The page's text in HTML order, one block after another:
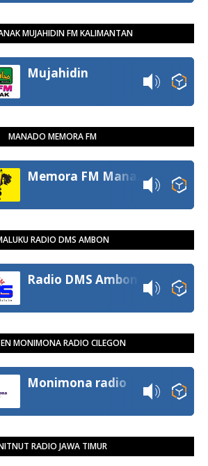
MUJAHIDIN FM KALIMANTAN
Mujahidin
MANADO MEMORA FM
RADIO DMS AMBON
Radio DMS Ambon
MONIMONA RADIO CILEGON
Monimona radio
RADIO JAWA TIMUR